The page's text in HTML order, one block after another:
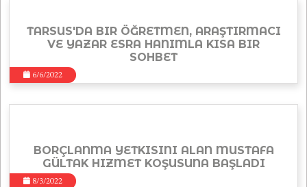
TARSUS'DA BIR ÖĞRETMEN, ARAŞTIRMACI
VE YAZAR ESRA HANIMLA KISA BIR
SOHBET
6/6/2022
BORÇLANMA YETKISINI ALAN MUSTAFA
GÜLTAK HIZMET KOŞUSUNA BAŞLADI
8/3/2022